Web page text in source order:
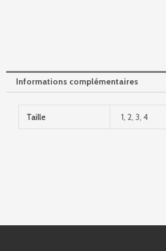
Informations complémentaires
Taille 1, 2, 3, 4